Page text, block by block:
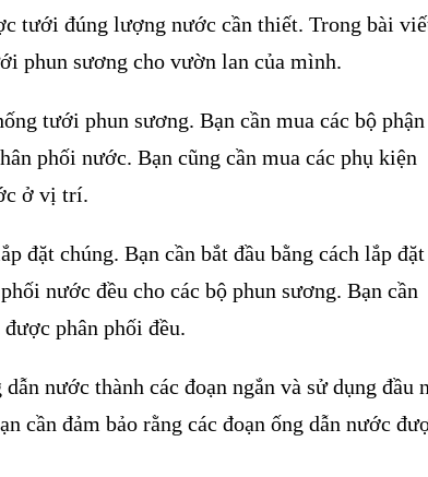
tưới đúng lượng nước cần thiết. Trong bài
phun sương cho vườn lan của mình.
tưới phun sương. Bạn cần mua các bộ phận
phối nước. Bạn cũng cần mua các phụ kiện
ở vị trí.
đặt chúng. Bạn cần bắt đầu bằng cách lắp đặt
nước đều cho các bộ phun sương. Bạn cần
phân phối đều.
nước thành các đoạn ngắn và sử dụng đầu
cần đảm bảo rằng các đoạn ống dẫn nước